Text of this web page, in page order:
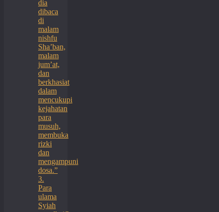
dia
dibaca
di
malam
nishfu
Sha’ban,
malam
jum’at,
dan
berkhasiat
dalam
mencukupi
kejahatan
para
musuh,
membuka
rizki
dan
mengampuni
dosa.”
3.
Para
ulama
Syiah